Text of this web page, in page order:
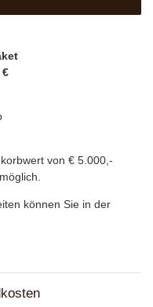
€
von € 5.000,-
können Sie in der